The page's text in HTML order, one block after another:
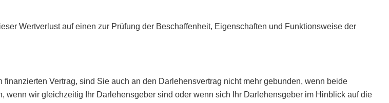
Wertverlust auf einen zur Prüfung der Beschaffenheit, Eigenschaften und Funktionsweise der
Vertrag, sind Sie auch an den Darlehensvertrag nicht mehr gebunden, wenn beide
wir gleichzeitig Ihr Darlehensgeber sind oder wenn sich Ihr Darlehensgeber im Hinblick auf die